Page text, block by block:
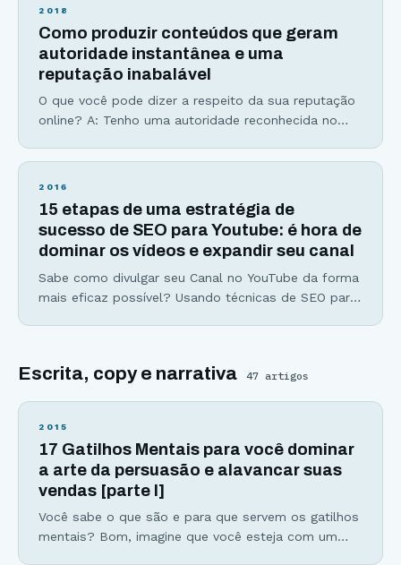
hora você vai enjoar. Não ficou convencido? Acha
impossível enjoar
2018
Como produzir conteúdos que geram
autoridade instantânea e uma
reputação inabalável
O que você pode dizer a respeito da sua reputação
online? A: Tenho uma autoridade reconhecida no
ou o que faço C: Minha imagem na internet não é
2016
15 etapas de uma estratégia de
sucesso de SEO para Youtube: é hora de
dominar os vídeos e expandir seu canal
Sabe como divulgar seu Canal no YouTube da forma
mais eficaz possível? Usando técnicas de SEO para
boa edição, sinto dizer, mas só isso não é
Escrita, copy e narrativa 47 artigos
2015
17 Gatilhos Mentais para você dominar
a arte da persuasão e alavancar suas
vendas [parte I]
Você sabe o que são e para que servem os gatilhos
mentais? Bom, imagine que você esteja com um